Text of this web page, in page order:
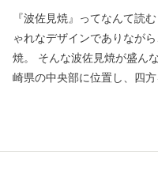
『波佐見焼』ってなんて読
ゃれなデザインでありなが
焼。 そんな波佐見焼が盛ん
崎県の中央部に位置し、四
な自然のなかで、お米やお